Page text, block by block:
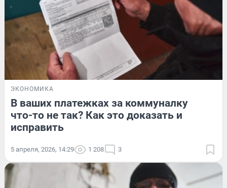
ЭКОНОМИКА
В ваших платежках за коммуналку
что-то не так? Как это доказать и
исправить
5 апреля, 2026, 14:29 1 208 3